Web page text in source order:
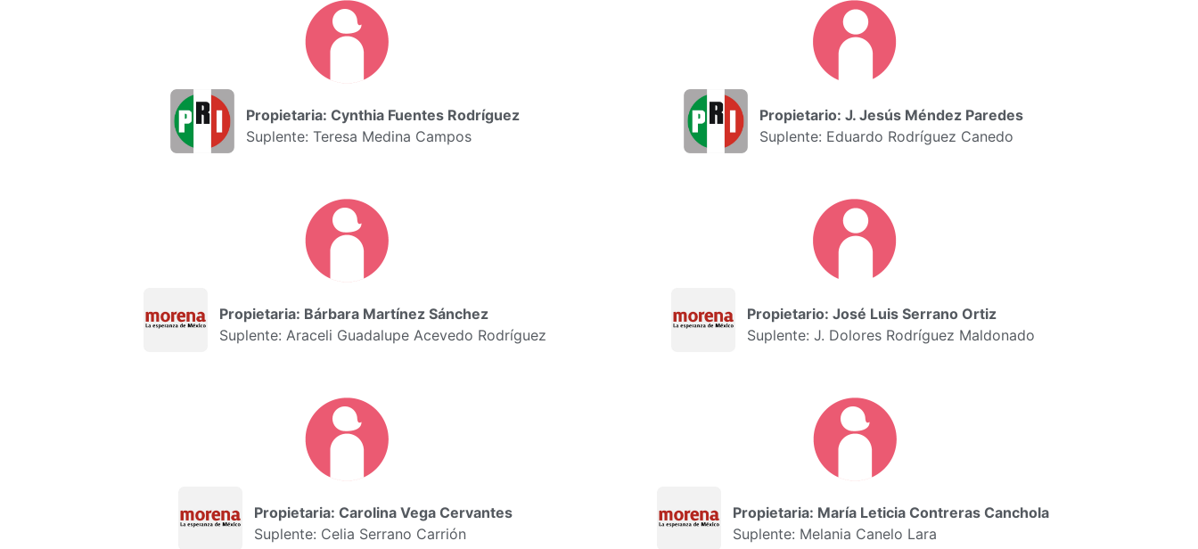
Propietaria: Cynthia Fuentes Rodríguez
Suplente: Teresa Medina Campos
Propietario: J. Jesús Méndez Paredes
Suplente: Eduardo Rodríguez Canedo
Propietaria: Bárbara Martínez Sánchez
Suplente: Araceli Guadalupe Acevedo Rodríguez
Propietario: José Luis Serrano Ortiz
Suplente: J. Dolores Rodríguez Maldonado
Propietaria: Carolina Vega Cervantes
Suplente: Celia Serrano Carrión
Propietaria: María Leticia Contreras Canchola
Suplente: Melania Canelo Lara